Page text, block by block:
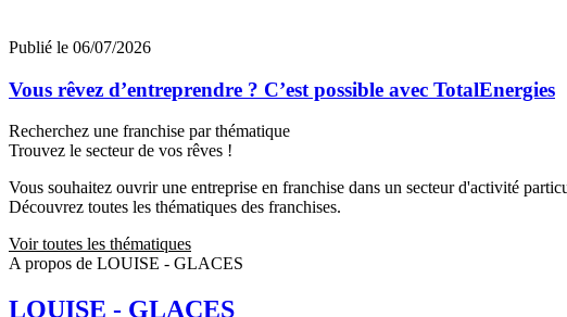
Publié le 06/07/2026
Vous rêvez d’entreprendre ? C’est possible avec TotalEnergies
Recherchez une franchise par thématique
Trouvez le secteur de vos rêves !
Vous souhaitez ouvrir une entreprise en franchise dans un secteur d'activité
Découvrez toutes les thématiques des franchises.
Voir toutes les thématiques
A propos de LOUISE - GLACES
LOUISE - GLACES